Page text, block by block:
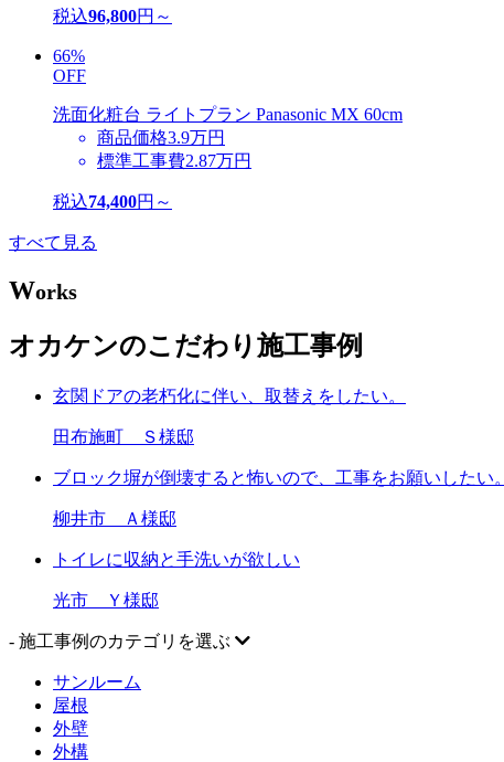
税込96,800円～
66%
OFF
洗面化粧台 ライトプラン Panasonic MX 60cm
商品価格3.9万円
標準工事費2.87万円
税込74,400円～
すべて見る
Works
オカケンのこだわり施工事例
玄関ドアの老朽化に伴い、取替えをしたい。
田布施町 Ｓ様邸
ブロック塀が倒壊すると怖いので、工事をお願いしたい。
柳井市 Ａ様邸
トイレに収納と手洗いが欲しい
光市 Ｙ様邸
- 施工事例のカテゴリを選ぶ
サンルーム
屋根
外壁
外構